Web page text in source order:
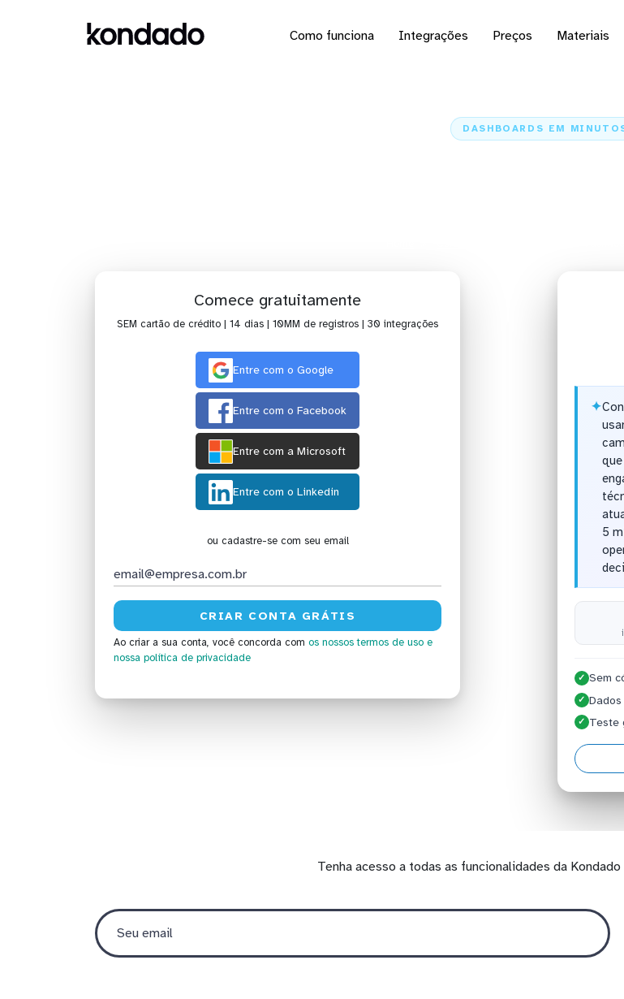
Como funciona Integrações Preços Materiais
DASHBOARDS EM
Comece gratuitamente
SEM cartão de crédito | 14 dias | 10MM de registros | 30 integrações
Entre com o Google
Entre com o Facebook
Entre com a Microsoft
Entre com o Linkedin
ou cadastre-se com seu email
Ao criar a sua conta, você concorda com os nossos termos de uso e
nossa política de privacidade
✦
5
✓ Sem
✓
✓ Teste
Tenha acesso a todas as funcionalidades da